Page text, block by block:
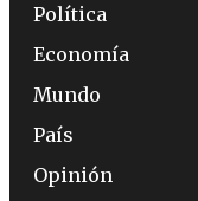
Política
Economía
Mundo
País
Opinión